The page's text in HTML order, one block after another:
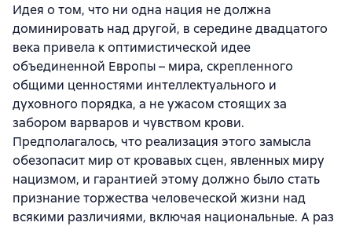
Идея о том, что ни одна нация не должна
доминировать над другой, в середине двадцатого
века привела к оптимистической идее
объединенной Европы – мира, скрепленного
общими ценностями интеллектуального и
духовного порядка, а не ужасом стоящих за
забором варваров и чувством крови.
Предполагалось, что реализация этого замысла
обезопасит мир от кровавых сцен, явленных миру
нацизмом, и гарантией этому должно было стать
признание торжества человеческой жизни над
всякими различиями, включая национальные. А раз